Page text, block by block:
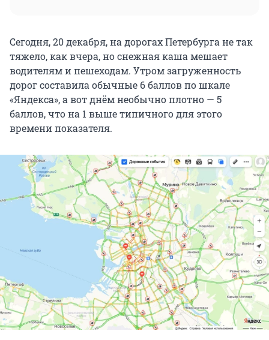
Сегодня, 20 декабря, на дорогах Петербурга не так
тяжело, как вчера, но снежная каша мешает
водителям и пешеходам. Утром загруженность
дорог составила обычные 6 баллов по шкале
«Яндекса», а вот днём необычно плотно — 5
баллов, что на 1 выше типичного для этого
времени показателя.